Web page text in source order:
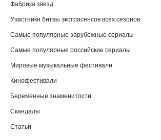
Фабрика звезд
Участники битвы экстрасенсов всех сезонов
Самые популярные зарубежные сериалы
Самые популярные российские сериалы
Мировые музыкальные фестивали
Кинофестивали
Беременные знаменитости
Скандалы
Статьи